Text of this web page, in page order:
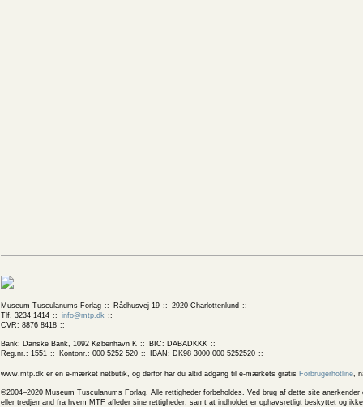
Museum Tusculanums Forlag Rådhusvej 19
2920 Charlottenlund
Tlf. 3234 1414
info@mtp.dk
CVR: 8876 8418
Bank: Danske Bank, 1092 København K
BIC: DABADKKK
Reg.nr.: 1551
Kontonr.: 000 5252 520 IBAN: DK98 3000 000 5252520
www.mtp.dk er en e-mærket netbutik, og derfor har du altid adgang til e-mærkets gratis Forbrugerhotline,
©2004–2020 Museum Tusculanums Forlag. Alle rettigheder forbeholdes. Ved brug af dette site
eller tredjemand fra hvem MTF afleder sine rettigheder, samt at indholdet er ophavsretligt beskyttet og